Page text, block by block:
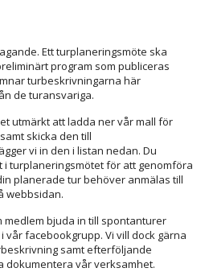
Ett turplaneringsmöte ska
program som publiceras
turbeskrivningarna här
de turansvariga.
utmärkt att ladda ner vår mall för
skicka den till
vi in den i listan nedan. Du
turplaneringsmötet för att genomföra
planerade tur behöver anmälas till
webbsidan.
medlem bjuda in till spontanturer
vår facebookgrupp. Vi vill dock gärna
samt efterföljande
dokumentera vår verksamhet.